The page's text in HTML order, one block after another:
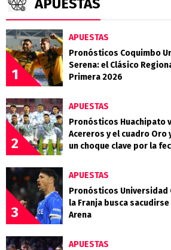
1
APUESTAS
Pronósticos Coquimbo
Serena: el Clásico
Primera 2026
2
APUESTAS
Pronósticos Huachipato
Acereros y el cuadro
un choque clave por la
3
APUESTAS
Pronósticos Universidad
la Franja busca
Arena
APUESTAS